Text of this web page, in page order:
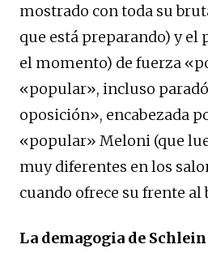
mostrado con toda su
que está preparando) y
el momento) de fuerza
«popular», incluso
oposición», encabezada
«popular» Meloni (que
muy diferentes en los
cuando ofrece su frente al
La demagogia de